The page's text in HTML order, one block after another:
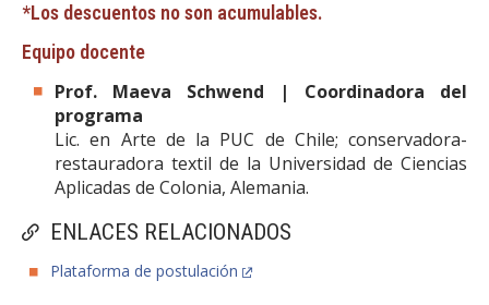
ENLACES RELACIONADOS
Plataforma de postulación
*Los descuentos no son acumulables.
Equipo docente
Prof. Maeva Schwend | Coordinadora del
programa
Lic. en Arte de la PUC de Chile; conservadora-
restauradora textil de la Universidad de Ciencias
Aplicadas de Colonia, Alemania.